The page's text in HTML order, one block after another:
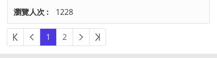
1228
第一頁上一頁
1 2 下一頁最後頁